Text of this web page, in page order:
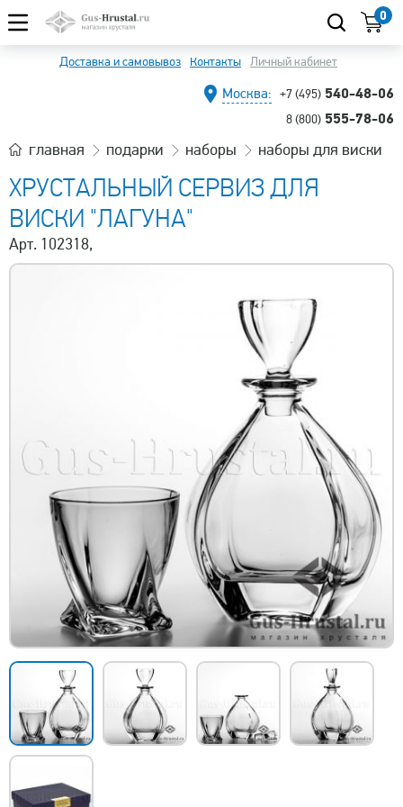
0
Доставка и самовывоз Контакты Личный кабинет
Москва: +7 (495) 540-48-06
8 (800) 555-78-06
главная подарки наборы наборы для виски
ХРУСТАЛЬНЫЙ СЕРВИЗ ДЛЯ
ВИСКИ "ЛАГУНА"
Арт. 102318,